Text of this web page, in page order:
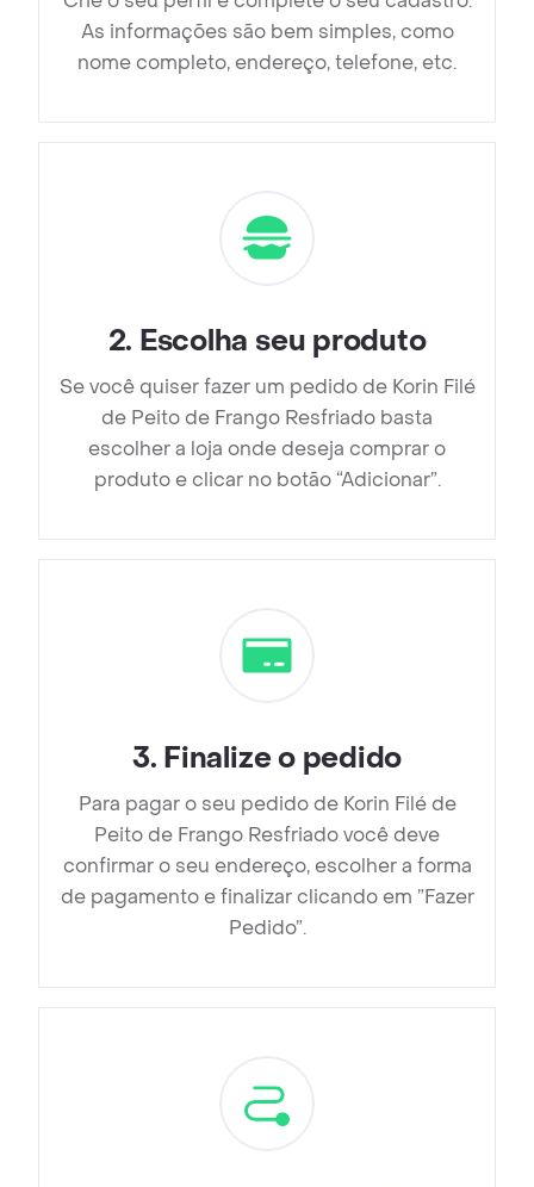
As informações são bem simples, como
nome completo, endereço, telefone, etc.
2. Escolha seu produto
Se você quiser fazer um pedido de Korin Filé
de Peito de Frango Resfriado basta
escolher a loja onde deseja comprar o
produto e clicar no botão “Adicionar”.
3. Finalize o pedido
Para pagar o seu pedido de Korin Filé de
Peito de Frango Resfriado você deve
confirmar o seu endereço, escolher a forma
de pagamento e finalizar clicando em ”Fazer
Pedido”.